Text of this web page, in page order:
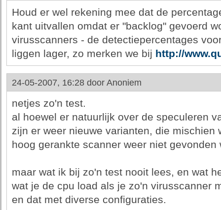
Houd er wel rekening mee dat de
kant uitvallen omdat er "backlog" gevoerd
virusscanners - de detectiepercentages
liggen lager, zo merken we bij http://
24-05-2007, 16:28 door Anoniem
netjes zo'n test.
al hoewel er natuurlijk over de speculeren
zijn er weer nieuwe varianten, die mischien
hoog gerankte scanner weer niet gevonden
maar wat ik bij zo'n test nooit lees, en wat
wat je de cpu load als je zo'n virusscanner
en dat met diverse configuraties.